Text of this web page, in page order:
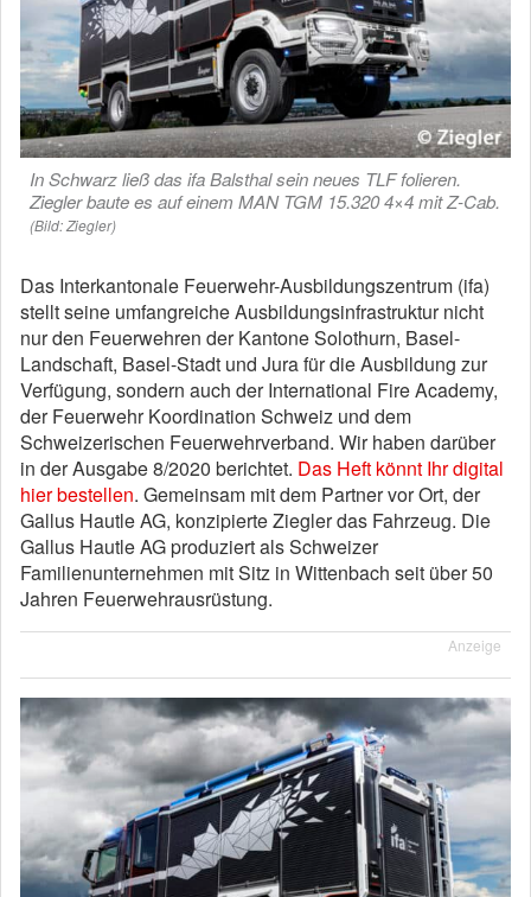
In Schwarz ließ das ifa Balsthal sein neues TLF folieren.
Ziegler baute es auf einem MAN TGM 15.320 4×4 mit Z-Cab.
(Bild: Ziegler)
Das Interkantonale Feuerwehr-Ausbildungszentrum (ifa)
stellt seine umfangreiche Ausbildungsinfrastruktur nicht
nur den Feuerwehren der Kantone Solothurn, Basel-
Landschaft, Basel-Stadt und Jura für die Ausbildung zur
Verfügung, sondern auch der International Fire Academy,
der Feuerwehr Koordination Schweiz und dem
Schweizerischen Feuerwehrverband. Wir haben darüber
in der Ausgabe 8/2020 berichtet. Das Heft könnt Ihr digital
hier bestellen. Gemeinsam mit dem Partner vor Ort, der
Gallus Hautle AG, konzipierte Ziegler das Fahrzeug. Die
Gallus Hautle AG produziert als Schweizer
Familienunternehmen mit Sitz in Wittenbach seit über 50
Jahren Feuerwehrausrüstung.
Anzeige